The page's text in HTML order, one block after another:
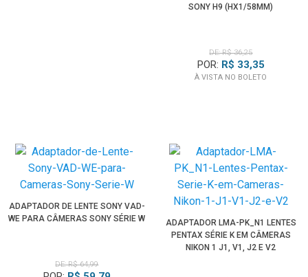
SONY H9 (HX1/58MM)
DE: R$ 36,25
POR: R$ 33,35
À VISTA NO BOLETO
ADAPTADOR DE LENTE SONY VAD-
WE PARA CÂMERAS SONY SÉRIE W
DE: R$ 64,99
ADAPTADOR LMA-PK_N1 LENTES
PENTAX SÉRIE K EM CÂMERAS
NIKON 1 J1, V1, J2 E V2